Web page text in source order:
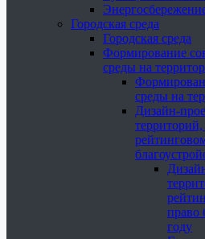
Городская среда
Городская среда
Формирование
среды на
среды на
Дизайн-
право
году